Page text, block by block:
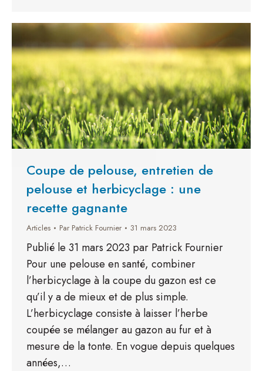
Coupe de pelouse, entretien de
pelouse et herbicyclage : une
recette gagnante
Articles Par Patrick Fournier 31 mars 2023
Publié le 31 mars 2023 par Patrick Fournier
Pour une pelouse en santé, combiner
l’herbicyclage à la coupe du gazon est ce
qu’il y a de mieux et de plus simple.
L’herbicyclage consiste à laisser l’herbe
coupée se mélanger au gazon au fur et à
mesure de la tonte. En vogue depuis quelques
années,…